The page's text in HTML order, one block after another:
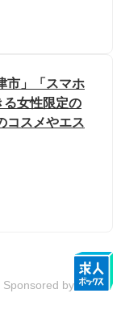
市」「スマホ
る女性限定の
コスメやエス
Sponsored by